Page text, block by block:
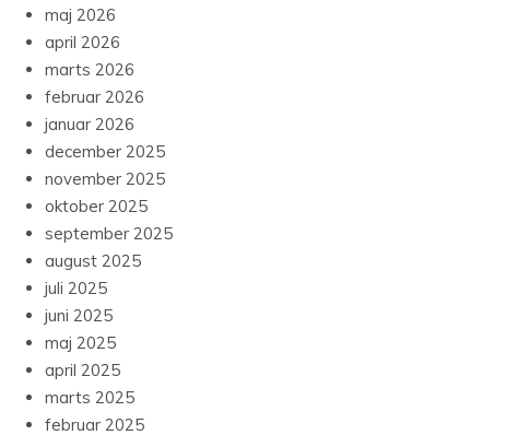
maj 2026
april 2026
marts 2026
februar 2026
januar 2026
december 2025
november 2025
oktober 2025
september 2025
august 2025
juli 2025
juni 2025
maj 2025
april 2025
marts 2025
februar 2025